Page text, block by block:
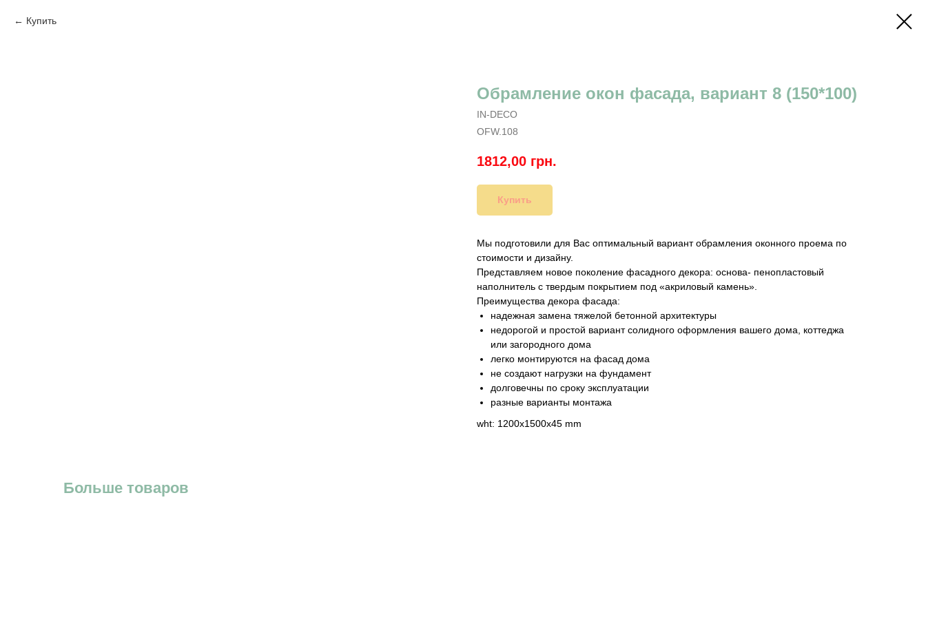
Купить
Обрамление окон фасада, вариант 8 (150*100)
IN-DECO
OFW.108
1812,00 грн.
Купить
Мы подготовили для Вас оптимальный вариант обрамления оконного проема по
стоимости и дизайну.
Представляем новое поколение фасадного декора: основа- пенопластовый
наполнитель с твердым покрытием под «акриловый камень».
Преимущества декора фасада:
надежная замена тяжелой бетонной архитектуры
недорогой и простой вариант солидного оформления вашего дома, коттеджа
или загородного дома
легко монтируются на фасад дома
не создают нагрузки на фундамент
долговечны по сроку эксплуатации
разные варианты монтажа
wht: 1200x1500x45 mm
Больше товаров